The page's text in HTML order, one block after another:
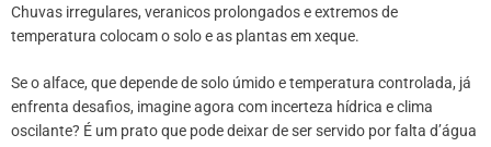
Chuvas irregulares, veranicos prolongados e extremos de
temperatura colocam o solo e as plantas em xeque.
Se o alface, que depende de solo úmido e temperatura controlada, já
enfrenta desafios, imagine agora com incerteza hídrica e clima
oscilante? É um prato que pode deixar de ser servido por falta d’água